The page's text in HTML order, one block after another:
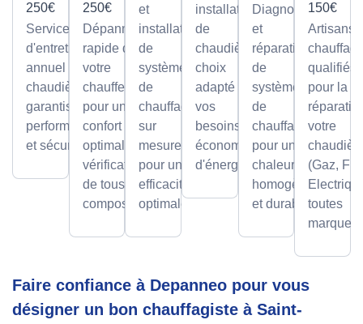
250€
Service
d'entretien
annuel pour
chaudières,
garantissant
performance
et sécurité.
250€
Dépannage
rapide de
votre
chauffe-eau
pour un
confort
optimal avec
vérification
de tous les
composants.
et
installation
de
systèmes
de
chauffage
sur
mesure,
pour une
efficacité
optimale.
installation
de
chaudières,
choix
adapté à
vos
besoins et
économies
d'énergie.
Diagnostic
et
réparation
de
systèmes
de
chauffage
pour une
chaleur
homogène
et durable.
150€
Artisans
qualifiés
pour la
votre
(Gaz,
toutes
marques.
Faire confiance à Depanneo pour vous
désigner un bon chauffagiste à Saint-